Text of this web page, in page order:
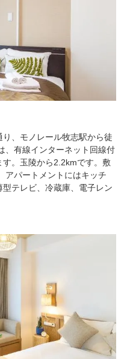
、モノレール牧志駅から徒
、有線インターネット回線付
。玉陵から2.2kmです。敷
アパートメントにはキッチ
テレビ、冷蔵庫、電子レン